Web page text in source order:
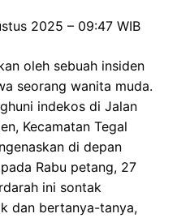
2025 – 09:47 WIB
oleh sebuah insiden
seorang wanita muda.
indekos di Jalan
Kecamatan Tegal
di depan
Rabu petang, 27
ini sontak
dan bertanya-tanya,